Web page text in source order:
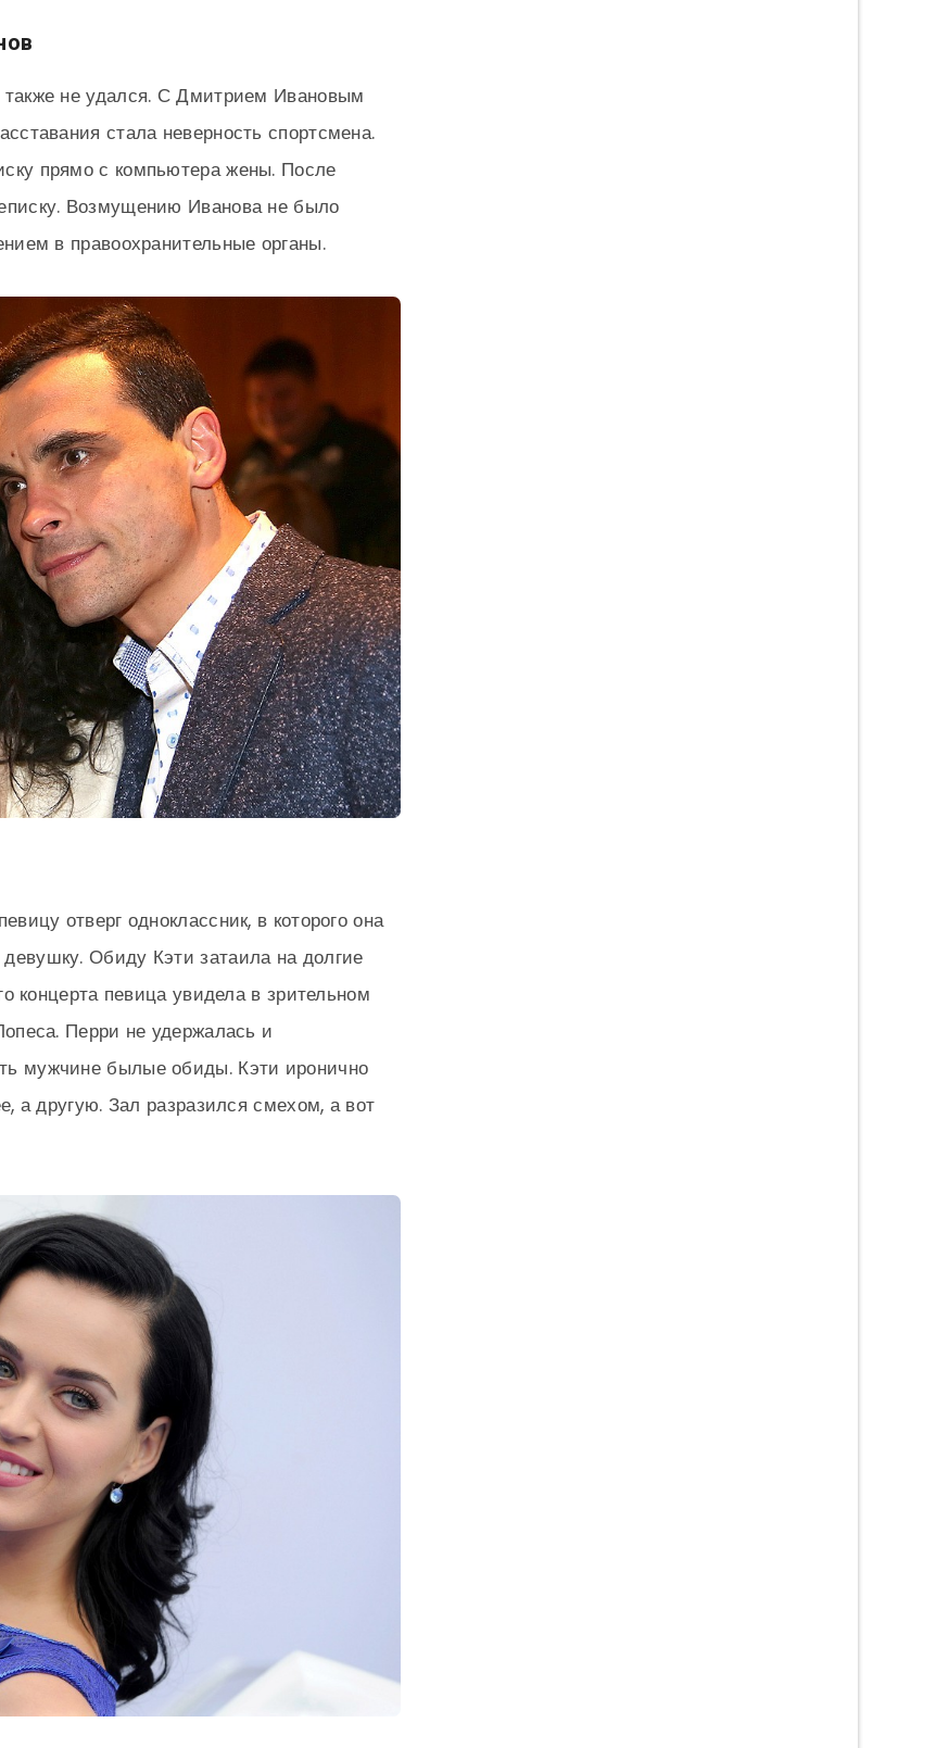
не удался. С Дмитрием Ивановым
стала неверность спортсмена.
прямо с компьютера жены. После
Возмущению Иванова не было
в правоохранительные органы.
отверг одноклассник, в которого она
Обиду Кэти затаила на долгие
концерта певица увидела в зрительном
Перри не удержалась и
мужчине былые обиды. Кэти иронично
а другую. Зал разразился смехом, а вот